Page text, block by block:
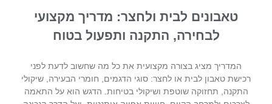
טאבונים לבית ולחצר: מדריך מקצועי
לבחירה, התקנה ותפעול בטוח
המדריך מציג בצורה מקצועית את כל מה שחשוב לדעת לפני
רכישת טאבון לבית או לחצר: סוגי הדגמים, חומרי הבעירה, שיקולי
התקנה, תחזוקה שוטפת ושיקולי בטיחות. הדגש הוא על התאמה